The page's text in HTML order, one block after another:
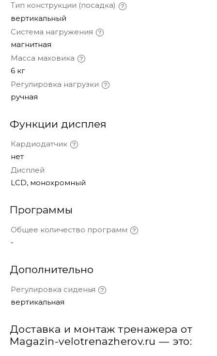
Тип конструкции (посадка)
вертикальный
Система нагружения
магнитная
Масса маховика
6 кг
Регулировка нагрузки
ручная
Функции дисплея
Кардиодатчик
нет
Дисплей
LCD, монохромный
Программы
Общее количество программ
-
Дополнительно
Регулировка сиденья
вертикальная
Доставка и монтаж тренажера от
Magazin-velotrenazherov.ru — это: